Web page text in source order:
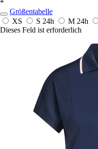
*
Größentabelle
XS
S 24h M 24h
Dieses Feld ist erforderlich